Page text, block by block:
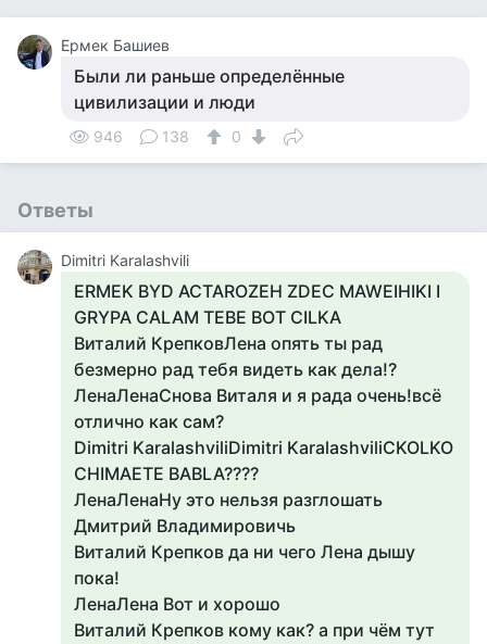
Ермек Башиев
Были ли раньше определённые
цивилизации и люди
946 138 0
Ответы
Dimitri Karalashvili
ERMEK BYD ACTAROZEH ZDEC MAWEIHIKI I
GRYPA CALAM TEBE BOT CILKA
Виталий КрепковЛена опять ты рад
безмерно рад тебя видеть как дела!?
ЛенаЛенаСнова Виталя и я рада очень!всё
отлично как сам?
Dimitri KaralashviliDimitri KaralashviliCKOLKO
CHIMAETE BABLA????
ЛенаЛенаНу это нельзя разглошать
Дмитрий Владимировичь
Виталий Крепков да ни чего Лена дышу
пока!
ЛенаЛена Вот и хорошо
Виталий Крепков кому как? а при чём тут